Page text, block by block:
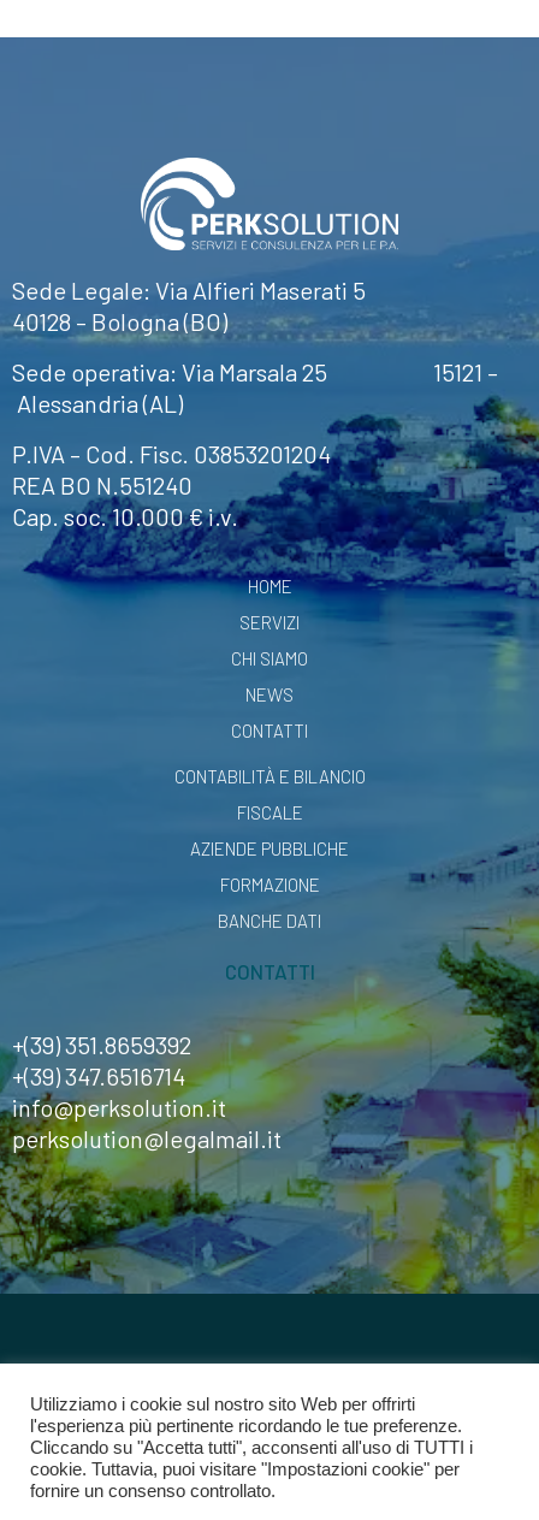
Sede Legale: Via Alfieri Maserati 5
40128 – Bologna (BO)
Sede operativa: Via Marsala 25 15121 –
Alessandria (AL)
P.IVA – Cod. Fisc. 03853201204
REA BO N.551240
Cap. soc. 10.000 € i.v.
HOME
SERVIZI
CHI SIAMO
NEWS
CONTATTI
CONTABILITÀ E BILANCIO
FISCALE
AZIENDE PUBBLICHE
FORMAZIONE
BANCHE DATI
CONTATTI
+(39) 351.8659392
+(39) 347.6516714
info@perksolution.it
perksolution@legalmail.it
Privacy Policy
Utilizziamo i cookie sul nostro sito Web per offrirti
l'esperienza più pertinente ricordando le tue preferenze.
Cliccando su "Accetta tutti", acconsenti all'uso di TUTTI i
cookie. Tuttavia, puoi visitare "Impostazioni cookie" per
fornire un consenso controllato.